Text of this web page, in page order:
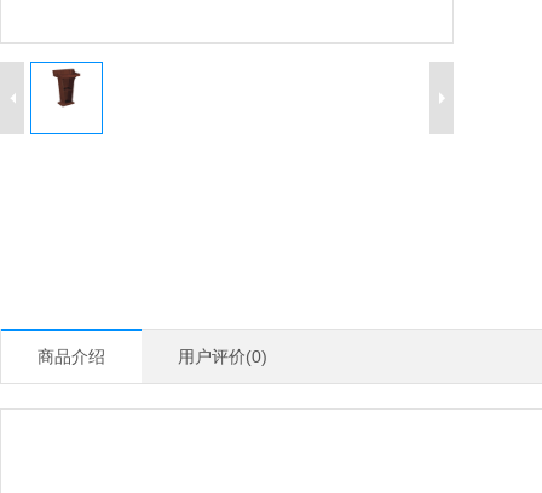
商品介绍 用户评价(0)